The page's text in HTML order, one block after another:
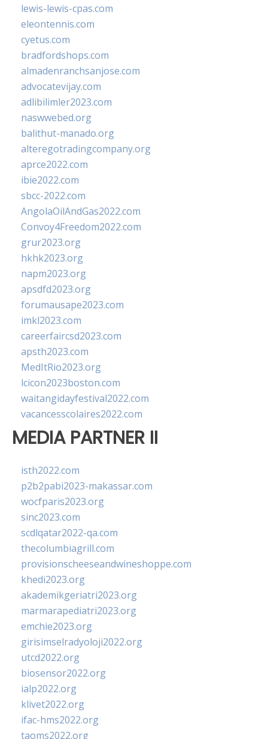
lewis-lewis-cpas.com
eleontennis.com
cyetus.com
bradfordshops.com
almadenranchsanjose.com
advocatevijay.com
adlibilimler2023.com
naswwebed.org
balithut-manado.org
alteregotradingcompany.org
aprce2022.com
ibie2022.com
sbcc-2022.com
AngolaOilAndGas2022.com
Convoy4Freedom2022.com
grur2023.org
hkhk2023.org
napm2023.org
apsdfd2023.org
forumausape2023.com
imkl2023.com
careerfaircsd2023.com
apsth2023.com
MedItRio2023.org
lcicon2023boston.com
waitangidayfestival2022.com
vacancesscolaires2022.com
MEDIA PARTNER II
isth2022.com
p2b2pabi2023-makassar.com
wocfparis2023.org
sinc2023.com
scdlqatar2022-qa.com
thecolumbiagrill.com
provisionscheeseandwineshoppe.com
khedi2023.org
akademikgeriatri2023.org
marmarapediatri2023.org
emchie2023.org
girisimselradyoloji2022.org
utcd2022.org
biosensor2022.org
ialp2022.org
klivet2022.org
ifac-hms2022.org
taoms2022.org